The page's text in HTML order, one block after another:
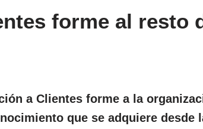
forme al resto
a Clientes forme a la
que se adquiere desde